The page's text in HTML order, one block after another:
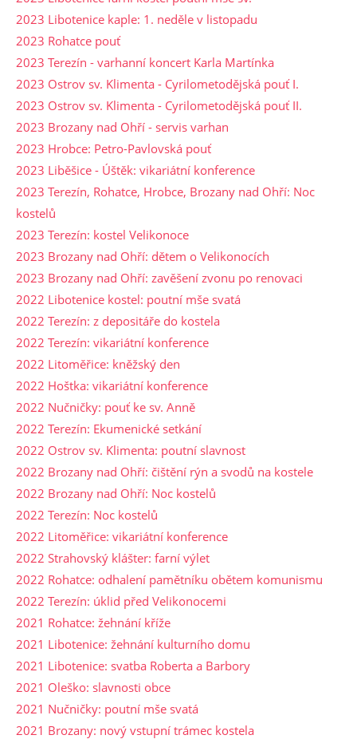
2023 Libotenice kaple: 1. neděle v listopadu
2023 Rohatce pouť
2023 Terezín - varhanní koncert Karla Martínka
2023 Ostrov sv. Klimenta - Cyrilometodějská pouť I.
2023 Ostrov sv. Klimenta - Cyrilometodějská pouť II.
2023 Brozany nad Ohří - servis varhan
2023 Hrobce: Petro-Pavlovská pouť
2023 Liběšice - Úštěk: vikariátní konference
2023 Terezín, Rohatce, Hrobce, Brozany nad Ohří: Noc
kostelů
2023 Terezín: kostel Velikonoce
2023 Brozany nad Ohří: dětem o Velikonocích
2023 Brozany nad Ohří: zavěšení zvonu po renovaci
2022 Libotenice kostel: poutní mše svatá
2022 Terezín: z depositáře do kostela
2022 Terezín: vikariátní konference
2022 Litoměřice: kněžský den
2022 Hoštka: vikariátní konference
2022 Nučničky: pouť ke sv. Anně
2022 Terezín: Ekumenické setkání
2022 Ostrov sv. Klimenta: poutní slavnost
2022 Brozany nad Ohří: čištění rýn a svodů na kostele
2022 Brozany nad Ohří: Noc kostelů
2022 Terezín: Noc kostelů
2022 Litoměřice: vikariátní konference
2022 Strahovský klášter: farní výlet
2022 Rohatce: odhalení pamětníku obětem komunismu
2022 Terezín: úklid před Velikonocemi
2021 Rohatce: žehnání kříže
2021 Libotenice: žehnání kulturního domu
2021 Libotenice: svatba Roberta a Barbory
2021 Oleško: slavnosti obce
2021 Nučničky: poutní mše svatá
2021 Brozany: nový vstupní trámec kostela